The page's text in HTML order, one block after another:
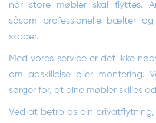
når store møbler skal flyttes.
såsom professionelle bælter
skader.
Med vores service er det ikke
om adskillelse eller montering.
sørger for, at dine møbler skilles
Ved at betro os din